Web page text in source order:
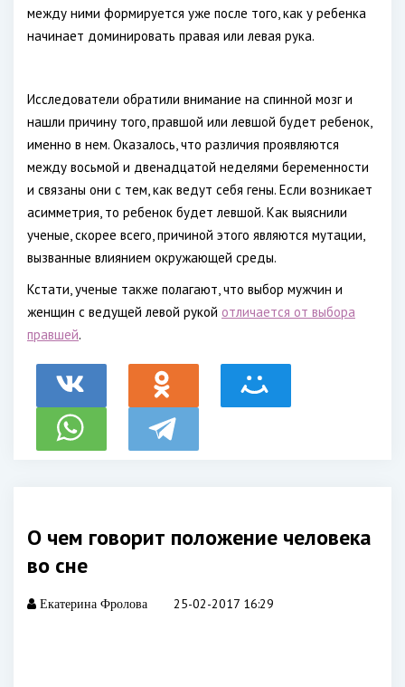
между ними формируется уже после того, как у ребенка
начинает доминировать правая или левая рука.
Исследователи обратили внимание на спинной мозг и
нашли причину того, правшой или левшой будет ребенок,
именно в нем. Оказалось, что различия проявляются
между восьмой и двенадцатой неделями беременности
и связаны они с тем, как ведут себя гены. Если возникает
асимметрия, то ребенок будет левшой. Как выяснили
ученые, скорее всего, причиной этого являются мутации,
вызванные влиянием окружающей среды.
Кстати, ученые также полагают, что выбор мужчин и
женщин с ведущей левой рукой отличается от выбора
правшей.
О чем говорит положение человека
во сне
Екатерина Фролова 25-02-2017 16:29